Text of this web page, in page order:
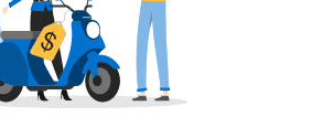
：如果僅是觸控功能出現問題，